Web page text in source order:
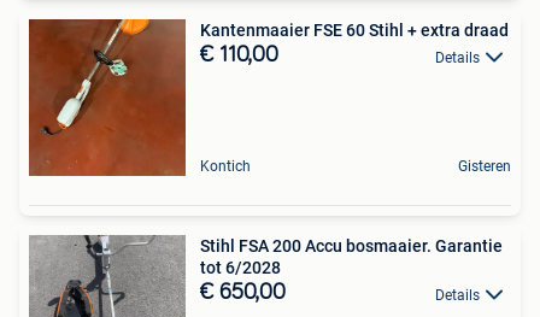
Kantenmaaier FSE 60 Stihl + extra draad
€ 110,00 Details
Kontich Gisteren
Stihl FSA 200 Accu bosmaaier. Garantie
tot 6/2028
€ 650,00 Details